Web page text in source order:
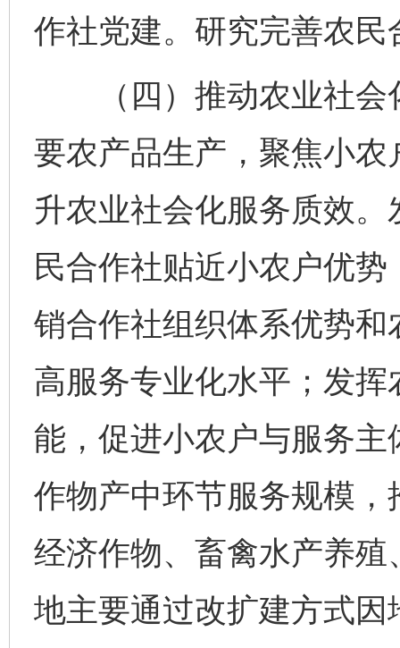
作社党建。研究完善农
（四）推动农业社会
要农产品生产，聚焦小
升农业社会化服务质效
民合作社贴近小农户优
销合作社组织体系优势
高服务专业化水平；发
能，促进小农户与服务
作物产中环节服务规模
经济作物、畜禽水产养
地主要通过改扩建方式